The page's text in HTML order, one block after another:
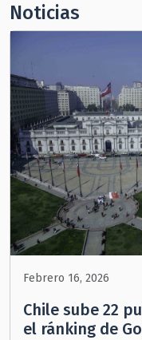
Noticias
Febrero 16, 2026
Chile sube 22
el ránking de